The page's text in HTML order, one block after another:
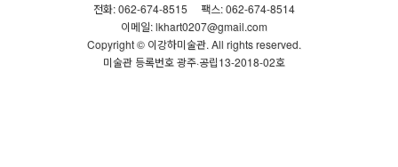
전화: 062-674-8515
팩스: 062-674-8514
이메일: lkhart0207@gmail.com
Copyright © 이강하미술관. All rights reserved.
미술관 등록번호 광주·공립13-2018-02호